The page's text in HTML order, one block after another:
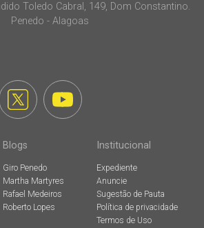
Toledo Cabral, 149, Dom Constantino.
Penedo - Alagoas
Blogs
Giro Penedo
Martha Martyres
Rafael Medeiros
Roberto Lopes
Institucional
Expediente
Anuncie
Sugestão de Pauta
Política de privacidade
Termos de Uso